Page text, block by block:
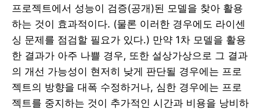
프로젝트에서 성능이 검증(공개)된 모델을 찾아 활용
하는 것이 효과적이다. (물론 이러한 경우에도 라이센
싱 문제를 점검할 필요가 있다.) 만약 1차 모델을 활용
한 결과가 아주 나쁠 경우, 또한 설상가상으로 그 결과
의 개선 가능성이 현저히 낮게 판단될 경우에는 프로
젝트의 방향을 대폭 수정하거나, 심한 경우에는 프로
젝트를 중지하는 것이 추가적인 시간과 비용을 낭비하